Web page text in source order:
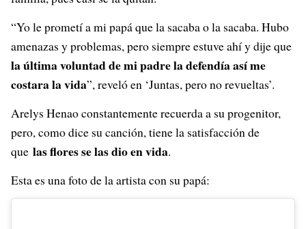
“Yo le prometí a mi papá que la sacaba o la sacaba. Hubo
amenazas y problemas, pero siempre estuve ahí y dije que
la última voluntad de mi padre la defendía así me
costara la vida”, reveló en ‘Juntas, pero no revueltas’.
Arelys Henao constantemente recuerda a su progenitor,
pero, como dice su canción, tiene la satisfacción de
que las flores se las dio en vida.
Esta es una foto de la artista con su papá: